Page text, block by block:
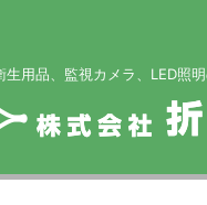
生用品、監視カメラ、LED照